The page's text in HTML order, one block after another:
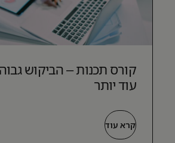
קורס תכנות – הביקוש
עוד יותר
קרא עוד